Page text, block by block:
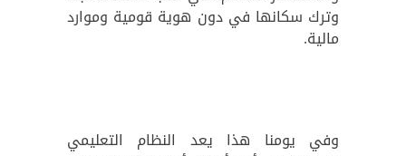
وترك سكانها في دون هوية قومية وموارد
مالية.
وفي يومنا هذا يعد النظام التعليمي